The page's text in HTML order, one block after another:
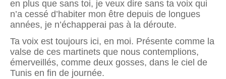
en plus que sans toi, je veux dire sans ta voix qui
n’a cessé d’habiter mon être depuis de longues
années, je n’échapperai pas à la déroute.
Ta voix est toujours ici, en moi. Présente comme la
valse de ces martinets que nous contemplions,
émerveillés, comme deux gosses, dans le ciel de
Tunis en fin de journée.